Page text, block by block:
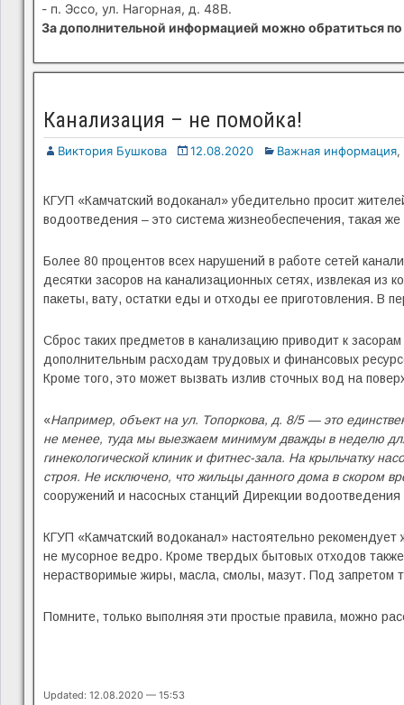
- п. Эссо, ул. Нагорная, д. 48В.
За дополнительной информацией можно обратиться
Канализация – не помойка!
Виктория Бушкова 12.08.2020 Важная информация,
КГУП «Камчатский водоканал» убедительно просит
водоотведения – это система жизнеобеспечения, такая
Более 80 процентов всех нарушений в работе сетей
десятки засоров на канализационных сетях, извлекая из
пакеты, вату, остатки еды и отходы ее приготовления. В
Сброс таких предметов в канализацию приводит к
дополнительным расходам трудовых и финансовых
Кроме того, это может вызвать излив сточных вод на
«Например, объект на ул. Топоркова, д. 8/5 — это
не менее, туда мы выезжаем минимум дважды в неделю
гинекологической клиник и фитнес-зала. На крыльчатку
строя. Не исключено, что жильцы данного дома в скором
сооружений и насосных станций Дирекции
КГУП «Камчатский водоканал» настоятельно
не мусорное ведро. Кроме твердых бытовых отходов
нерастворимые жиры, масла, смолы, мазут. Под запретом
Помните, только выполняя эти простые правила, можно
Updated: 12.08.2020 — 15:53